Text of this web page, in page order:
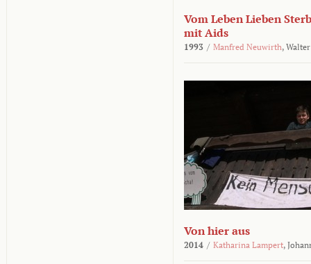
Vom Leben Lieben
mit Aids
1993 / Manfred Neuwirth,
Von hier aus
2014 / Katharina Lampert,